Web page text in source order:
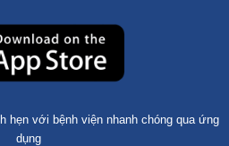
hẹn với bệnh viện nhanh chóng qua ứng
dụng